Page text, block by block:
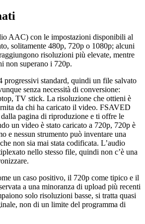
AAC) con le impostazioni disponibili al
solitamente 480p, 720p o 1080p; alcuni
risoluzioni più elevate, mentre
non superano i 720p.
standard, quindi un file salvato
senza necessità di conversione:
TV stick. La risoluzione che ottieni è
da chi ha caricato il video. FSAVED
dalla pagina di riproduzione e ti offre le
un video è stato caricato a 720p, 720p è
e nessun strumento può inventare una
non sia mai stata codificata. L’audio
nello stesso file, quindi non c’è una
un caso positivo, il 720p come tipico e il
a una minoranza di upload più recenti
solo risoluzioni basse, si tratta quasi
non di un limite del programma di